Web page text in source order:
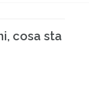
cosa sta